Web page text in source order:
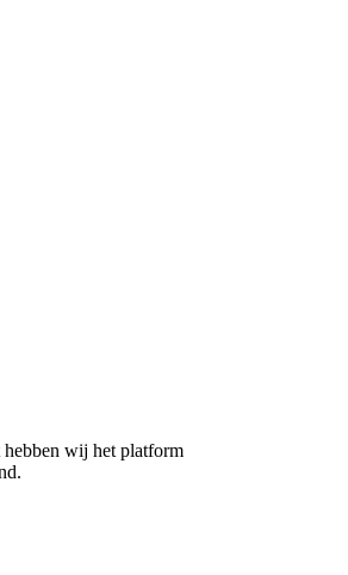
hebben wij het platform